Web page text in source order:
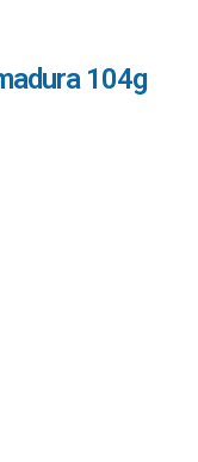
104g